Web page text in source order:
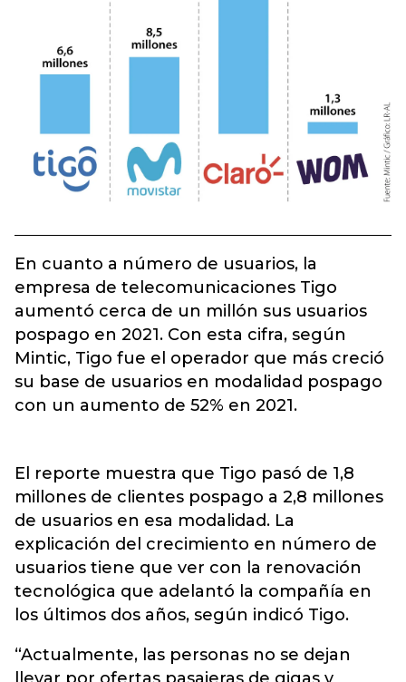
En cuanto a número de usuarios, la
empresa de telecomunicaciones Tigo
aumentó cerca de un millón sus usuarios
pospago en 2021. Con esta cifra, según
Mintic, Tigo fue el operador que más creció
su base de usuarios en modalidad pospago
con un aumento de 52% en 2021.
El reporte muestra que Tigo pasó de 1,8
millones de clientes pospago a 2,8 millones
de usuarios en esa modalidad. La
explicación del crecimiento en número de
usuarios tiene que ver con la renovación
tecnológica que adelantó la compañía en
los últimos dos años, según indicó Tigo.
“Actualmente, las personas no se dejan